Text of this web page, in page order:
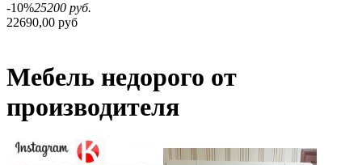
-10%25200 руб.
22690,00 руб
Мебель недорого от
производителя